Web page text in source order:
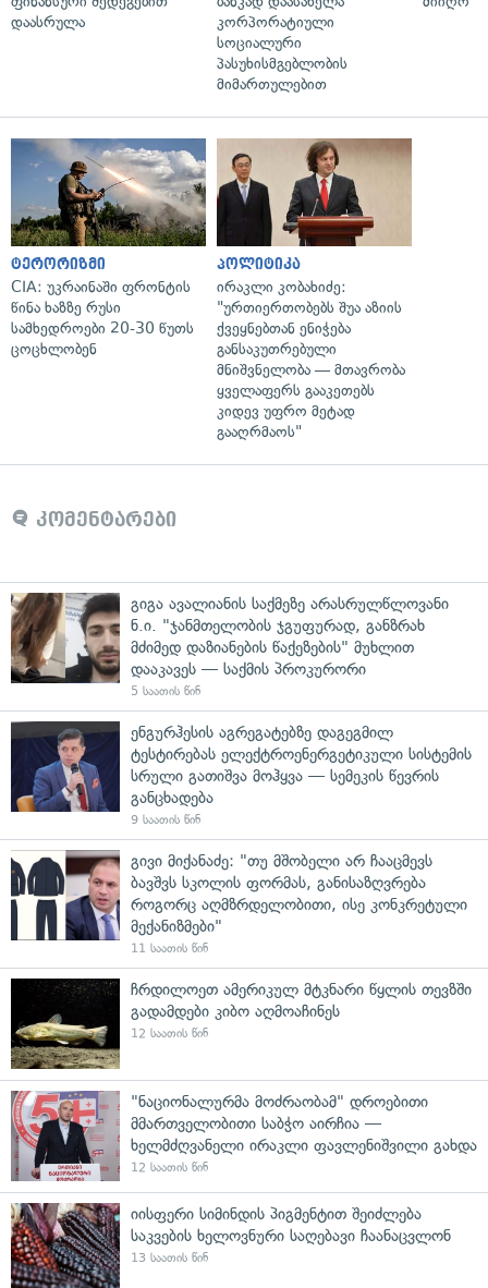
დაასრულა
კორპორატიული
სოციალური
პასუხისმგებლობის
მიმართულებით
ტერორიზმი
CIA: უკრაინაში ფრონტის
წინა ხაზზე რუსი
სამხედროები 20-30 წუთს
ცოცხლობენ
პოლიტიკა
ირაკლი კობახიძე:
"ურთიერთობებს შუა აზიის
ქვეყნებთან ენიჭება
განსაკუთრებული
მნიშვნელობა — მთავრობა
ყველაფერს გააკეთებს
კიდევ უფრო მეტად
გააღრმაოს"
კომენტარები
გიგა ავალიანის საქმეზე არასრულწლოვანი
ნ.ი. "ჯანმთელობის ჯგუფურად, განზრახ
მძიმედ დაზიანების წაქეზების" მუხლით
დააკავეს — საქმის პროკურორი
5 საათის წინ
ენგურჰესის აგრეგატებზე დაგეგმილ
ტესტირებას ელექტროენერგეტიკული სისტემის
სრული გათიშვა მოჰყვა — სემეკის წევრის
განცხადება
9 საათის წინ
გივი მიქანაძე: "თუ მშობელი არ ჩააცმევს
ბავშვს სკოლის ფორმას, განისაზღვრება
როგორც აღმზრდელობითი, ისე კონკრეტული
მექანიზმები"
11 საათის წინ
ჩრდილოეთ ამერიკულ მტკნარი წყლის თევზში
გადამდები კიბო აღმოაჩინეს
12 საათის წინ
"ნაციონალურმა მოძრაობამ" დროებითი
მმართველობითი საბჭო აირჩია —
ხელმძღვანელი ირაკლი ფავლენიშვილი გახდა
12 საათის წინ
იისფერი სიმინდის პიგმენტით შეიძლება
საკვების ხელოვნური საღებავი ჩაანაცვლონ
13 საათის წინ